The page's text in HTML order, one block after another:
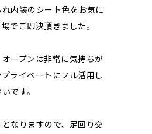
内装のシート色をお気に
でご即決頂きました。
ープンは非常に気持ちが
ライベートにフル活用し
です。
なりますので、足回り交